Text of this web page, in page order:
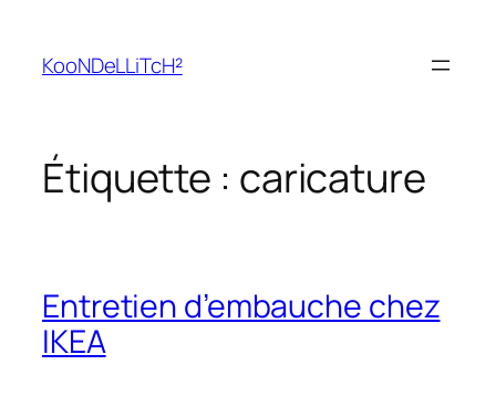
contenu
KooNDeLLiTcH²
Étiquette : caricature
Entretien d’embauche chez
IKEA